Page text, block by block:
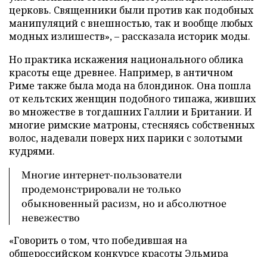
церковь. Священники были против как подобных
манипуляций с внешностью, так и вообще любых
модных излишеств», – рассказала историк моды.
Но практика искажения национального облика
красоты еще древнее. Например, в античном
Риме также была мода на блондинок. Она пошла
от кельтских женщин подобного типажа, живших
во множестве в тогдашних Галлии и Британии. И
многие римские матроны, стесняясь собственных
волос, надевали поверх них парики с золотыми
кудрями.
Многие интернет-пользователи
продемонстрировали не только
обыкновенный расизм, но и абсолютное
невежество
«Говорить о том, что победившая на
общероссийском конкурсе красоты Эльмира